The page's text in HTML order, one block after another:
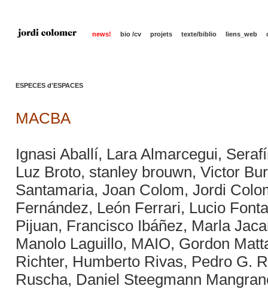
news! bio /cv projets texte/biblio liens_web
ESPECES d'ESPACES
MACBA
Ignasi Aballí, Lara Almarcegui,
Luz Broto, stanley brouwn, Victor
Santamaria, Joan Colom, Jordi
Fernández, León Ferrari, Lucio
Pijuan, Francisco Ibáñez, Marla
Manolo Laguillo, MAIO, Gordon
Richter, Humberto Rivas, Pedro G.
Ruscha, Daniel Steegmann